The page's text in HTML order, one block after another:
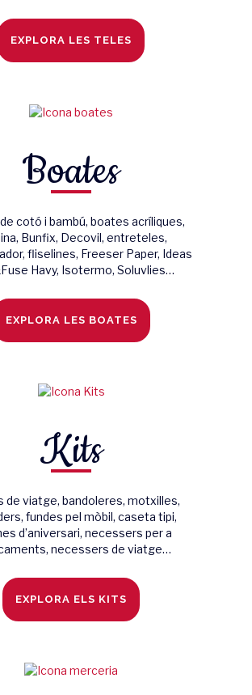
EXPLORA LES TELES
Boates
cotó i bambú, boates acríliques,
Bunfix, Decovil, entreteles,
fliselines, Freeser Paper, Ideas
Havy, Isotermo, Soluvlies…
EXPLORA LES BOATES
Kits
de viatge, bandoleres, motxilles,
fundes pel mòbil, caseta tipi,
d’aniversari, necessers per a
necessers de viatge…
EXPLORA ELS KITS